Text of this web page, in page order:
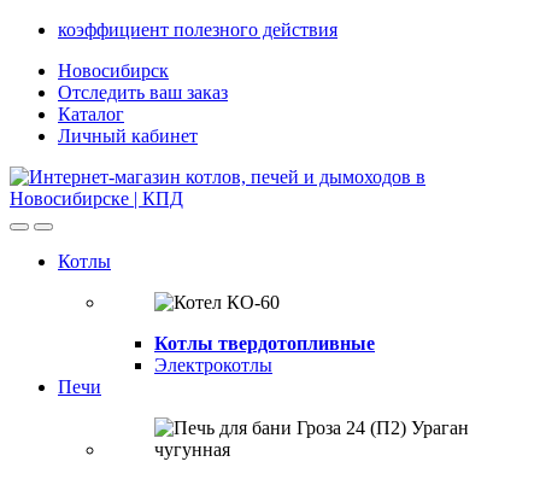
Skip
navigation
Skip
content
коэффициент полезного действия
Новосибирск
Отследить ваш заказ
Каталог
Личный кабинет
OpenClose
Котлы
Котлы твердотопливные
Электрокотлы
Печи